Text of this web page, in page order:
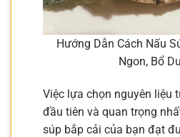
Hướng Dẫn Cách Nấu
Ngon, Bổ
Việc lựa chọn nguyên liệu
đầu tiên và quan trọng
súp bắp cải của bạn đạt